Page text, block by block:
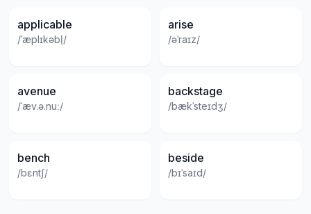
applicable
/ˈæplɪkəbl̩/
arise
/əˈraɪz/
avenue
/ˈæv.ə.nuː/
backstage
/bækˈsteɪdʒ/
bench
/bɛntʃ/
beside
/bɪˈsaɪd/